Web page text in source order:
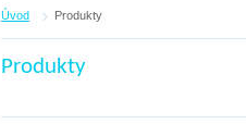
Úvod Produkty
Produkty